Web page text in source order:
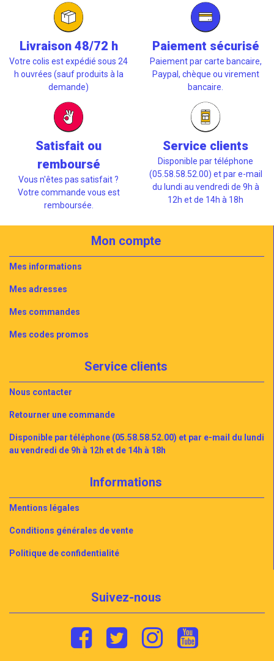
Livraison 48/72 h
Votre colis est expédié sous 24
h ouvrées (sauf produits à la
demande)
Paiement sécurisé
Paiement par carte bancaire,
Paypal, chèque ou virement
bancaire.
Satisfait ou
remboursé
Vous n'êtes pas satisfait ?
Votre commande vous est
remboursée.
Service clients
Disponible par téléphone
(05.58.58.52.00) et par e-mail
du lundi au vendredi de 9h à
12h et de 14h à 18h
Mon compte
Mes informations
Mes adresses
Mes commandes
Mes codes promos
Service clients
Nous contacter
Retourner une commande
Disponible par téléphone (05.58.58.52.00) et par e-mail du lundi
au vendredi de 9h à 12h et de 14h à 18h
Informations
Mentions légales
Conditions générales de vente
Politique de confidentialité
Suivez-nous